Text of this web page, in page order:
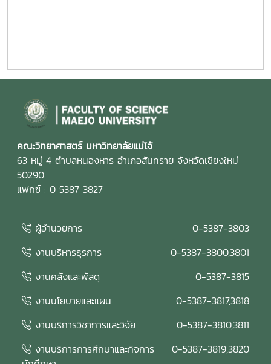
คณะวิทยาศาสตร์ มหาวิทยาลัยแม่โจ้
63 หมู่ 4 ตำบลหนองหาร อำเภอสันทราย จังหวัดเชียงใหม่
50290
แฟกซ์ : 0 5387 3827
ผู้อำนวยการ
0-5387-3803
งานบริหารธุรการ
0-5387-3800,3801
งานคลังและพัสดุ
0-5387-3815
งานนโยบายและแผน
0-5387-3817,3818
งานบริการวิชาการและวิจัย
0-5387-3810,3811
งานบริการการศึกษาและกิจการ
0-5387-3819,3820